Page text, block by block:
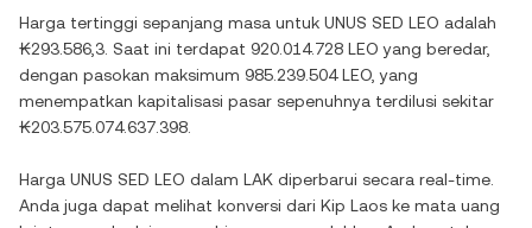
Harga tertinggi sepanjang masa untuk UNUS SED LEO adalah
₭293.586,3 . Saat ini terdapat 920.014.728 LEO yang beredar,
dengan pasokan maksimum 985.239.504 LEO , yang
menempatkan kapitalisasi pasar sepenuhnya terdilusi sekitar
₭203.575.074.637.398
Harga UNUS SED LEO dalam LAK diperbarui secara real-time.
Anda juga dapat melihat konversi dari Kip Laos ke mata uang